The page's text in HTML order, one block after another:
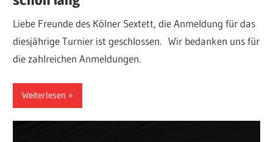
Liebe Freunde des Kölner Sextett, die Anmeldung für das
diesjährige Turnier ist geschlossen. Wir bedanken uns für
die zahlreichen Anmeldungen.
Weiterlesen